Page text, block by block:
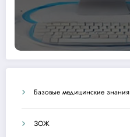
Базовые медицинские знания
ЗОЖ